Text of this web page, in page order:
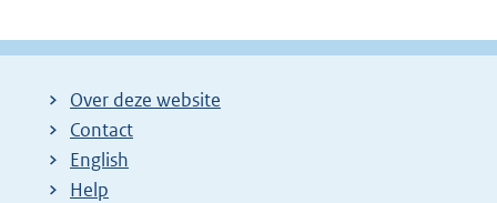
Over deze website
Contact
English
Help